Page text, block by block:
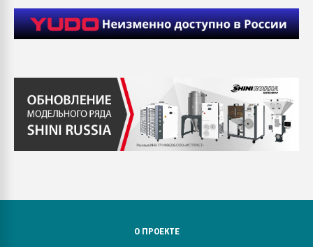
О ПРОЕКТЕ